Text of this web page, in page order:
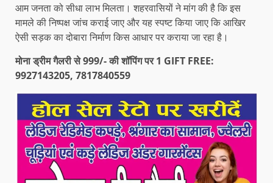
आम जनता को सीधा लाभ मिलता। शहरवासियों ने मांग की है कि इस
मामले की निष्पक्ष जांच कराई जाए और यह स्पष्ट किया जाए कि आखिर
ऐसी सड़क का दोबारा निर्माण किस आधार पर कराया जा रहा है।
मोना ड्रीम गैलरी से 999/- की शॉपिंग पर 1 GIFT FREE:
9927143205, 7817840559